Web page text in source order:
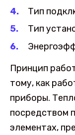
Тип
Тип
Принцип
тому, как
приборы.
посредством
элементах,